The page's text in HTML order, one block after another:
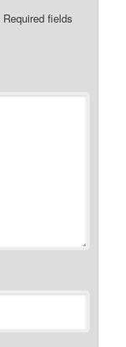
Required fields